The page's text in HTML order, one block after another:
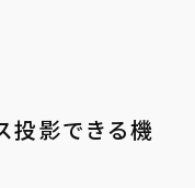
投影できる機